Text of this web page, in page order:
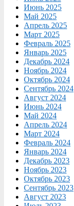
Июнь 2025
Май 2025
Апрель 2025
Март 2025
Февраль 2025
Январь 2025
Декабрь 2024
Ноябрь 2024
Октябрь 2024
Сентябрь 2024
Август 2024
Июнь 2024
Май 2024
Апрель 2024
Март 2024
Февраль 2024
Январь 2024
Декабрь 2023
Ноябрь 2023
Октябрь 2023
Сентябрь 2023
Август 2023